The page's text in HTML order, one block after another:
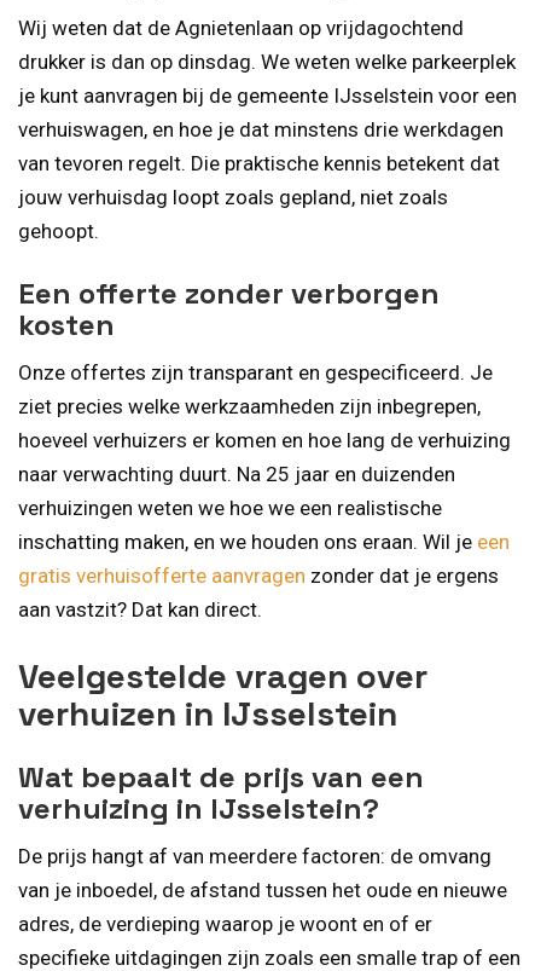
Wij weten dat de Agnietenlaan op vrijdagochtend
drukker is dan op dinsdag. We weten welke parkeerplek
je kunt aanvragen bij de gemeente IJsselstein voor een
verhuiswagen, en hoe je dat minstens drie werkdagen
van tevoren regelt. Die praktische kennis betekent dat
jouw verhuisdag loopt zoals gepland, niet zoals
gehoopt.
Een offerte zonder verborgen
kosten
Onze offertes zijn transparant en gespecificeerd. Je
ziet precies welke werkzaamheden zijn inbegrepen,
hoeveel verhuizers er komen en hoe lang de verhuizing
naar verwachting duurt. Na 25 jaar en duizenden
verhuizingen weten we hoe we een realistische
inschatting maken, en we houden ons eraan. Wil je een
gratis verhuisofferte aanvragen zonder dat je ergens
aan vastzit? Dat kan direct.
Veelgestelde vragen over
verhuizen in IJsselstein
Wat bepaalt de prijs van een
verhuizing in IJsselstein?
De prijs hangt af van meerdere factoren: de omvang
van je inboedel, de afstand tussen het oude en nieuwe
adres, de verdieping waarop je woont en of er
specifieke uitdagingen zijn zoals een smalle trap of een